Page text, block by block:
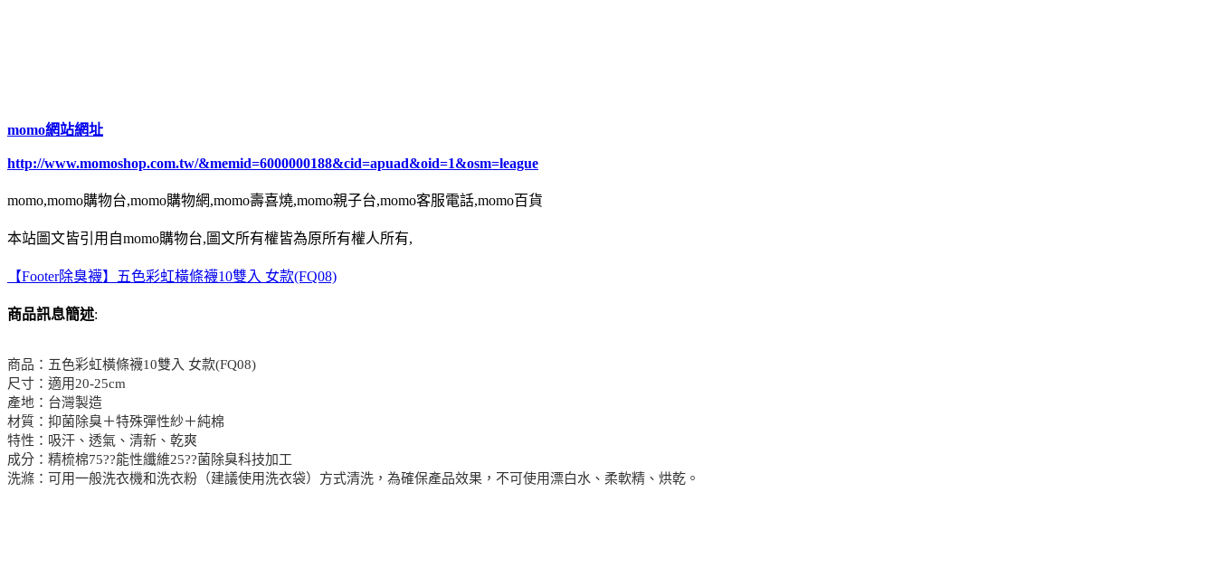
momo網站網址
http://www.momoshop.com.tw/&memid=6000000188&cid=apuad&oid=1&osm=league
momo,momo購物台,momo購物網,momo壽喜燒,momo親子台,momo客服電話,momo百貨
本站圖文皆引用自momo購物台,圖文所有權皆為原所有權人所有,
【Footer除臭襪】五色彩虹橫條襪10雙入 女款(FQ08)
商品訊息簡述:
商品：五色彩虹橫條襪10雙入 女款(FQ08)
尺寸：適用20-25cm
產地：台灣製造
材質：抑菌除臭＋特殊彈性紗＋純棉
特性：吸汗、透氣、清新、乾爽
成分：精梳棉75??能性纖維25??菌除臭科技加工
洗滌：可用一般洗衣機和洗衣粉（建議使用洗衣袋）方式清洗，為確保產品效果，不可使用漂白水、柔軟精、烘乾。